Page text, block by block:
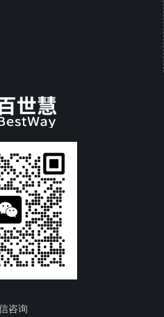
咨询